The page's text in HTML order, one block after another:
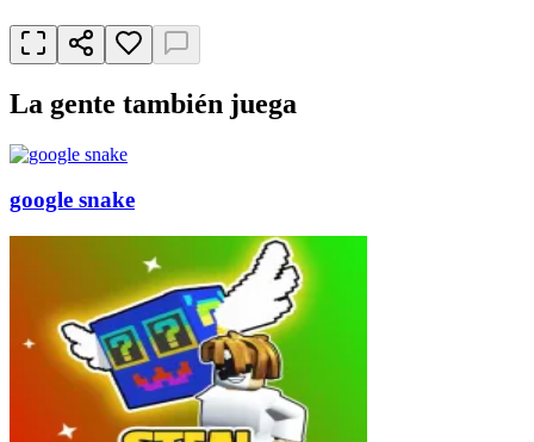
La gente también juega
google snake